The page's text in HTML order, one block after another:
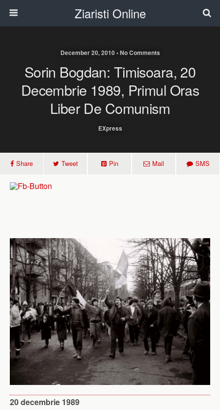
Ziaristi Online
December 20, 2010 • No Comments
Sorin Bogdan: Timisoara, 20
Decembrie 1989, Primul Oras
Liber De Comunism
EXpress
Share Tweet Pin Mail SMS
20 decembrie 1989